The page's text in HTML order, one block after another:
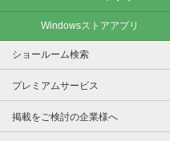
Windowsストアアプリ
ショールーム検索
プレミアムサービス
掲載をご検討の企業様へ